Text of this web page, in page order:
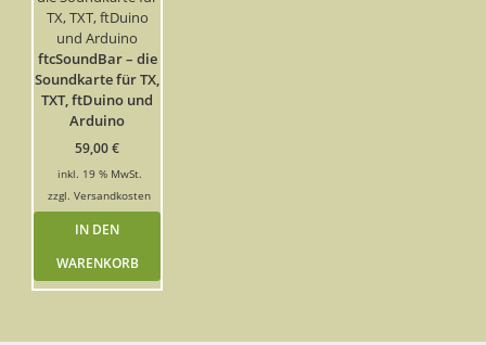
ftcSoundBar – die
Soundkarte für TX,
TXT, ftDuino und
Arduino
59,00€
inkl. 19 % MwSt.
zzgl.Versandkosten
IN DEN
WARENKORB